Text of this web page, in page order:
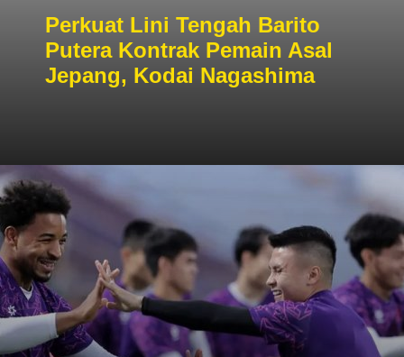
Perkuat Lini Tengah Barito
Putera Kontrak Pemain Asal
Jepang, Kodai Nagashima